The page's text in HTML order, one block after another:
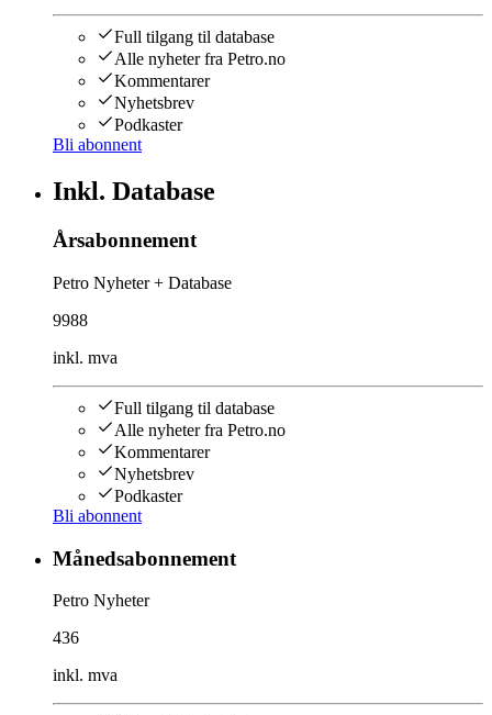
Full tilgang til database
Alle nyheter fra Petro.no
Kommentarer
Nyhetsbrev
Podkaster
Bli abonnent
Inkl. Database
Årsabonnement
Petro Nyheter + Database
9988
inkl. mva
Full tilgang til database
Alle nyheter fra Petro.no
Kommentarer
Nyhetsbrev
Podkaster
Bli abonnent
Månedsabonnement
Petro Nyheter
436
inkl. mva